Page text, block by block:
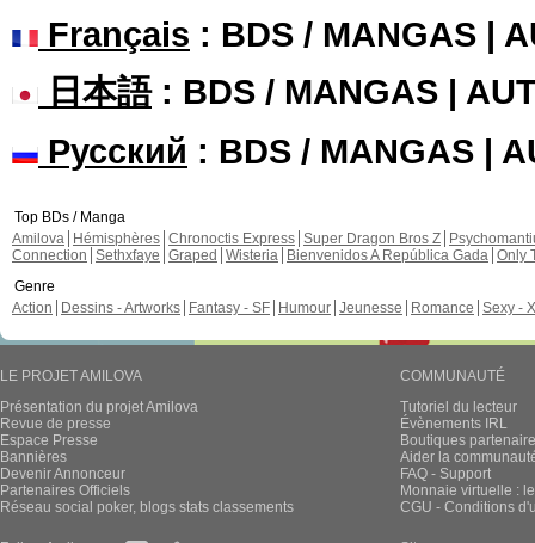
Français : BDS / MANGAS |
日本語: BDS / MANGAS |
Русский : BDS / MANGAS |
Top BDs / Manga
Amilova
Hémisphères Chronoctis Express Super Dragon Bros Z
Connection Sethxfaye Graped Wisteria Bienvenidos A República Gada Only
Genre
Action
Dessins - Artworks Fantasy - SF Humour Jeunesse Romance Sexy -
LE PROJET AMILOVA
Présentation du projet Amilova
Revue de presse
Espace Presse
Bannières
Devenir Annonceur
Partenaires Officiels
Réseau social poker, blogs stats classements
COMMUNAUTÉ
Tutoriel du lecteur
Évènements IRL
Boutiques
Aider la
FAQ - Support
Monnaie virtuelle :
CGU - Conditions